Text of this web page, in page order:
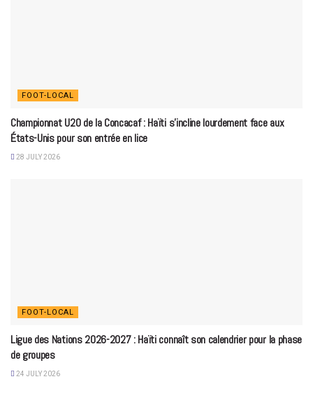
FOOT-LOCAL
Championnat U20 de la Concacaf : Haïti s’incline lourdement face aux
États-Unis pour son entrée en lice
28 JULY 2026
FOOT-LOCAL
Ligue des Nations 2026-2027 : Haïti connaît son calendrier pour la phase
de groupes
24 JULY 2026